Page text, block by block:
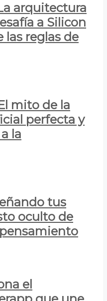
arquitectura
a Silicon
las reglas de
mito de la
perfecta y
la
tus
oculto de
el